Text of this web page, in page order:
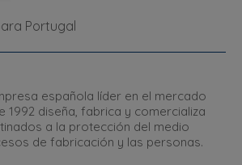
española líder en el mercado
1992 diseña, fabrica y comercializa
a la protección del medio
de fabricación y las personas.